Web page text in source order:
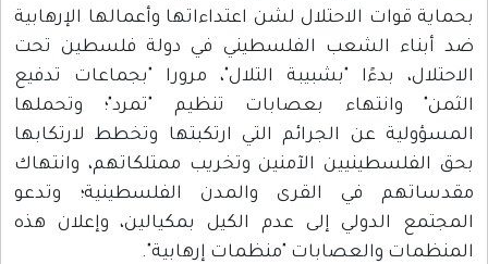
بحماية قوات الاحتلال لشن اعتداءاتها وأعمالها الإرهابية
ضد أبناء الشعب الفلسطيني في دولة فلسطين تحت
الاحتلال، بدءًا "بشبيبة التلال"، مرورا "بجماعات تدفيع
الثمن" وانتهاء بعصابات تنظيم "تمرد"؛ وتحملها
المسؤولية عن الجرائم التي ارتكبتها وتخطط لارتكابها
بحق الفلسطينيين الآمنين وتخريب ممتلكاتهم، وانتهاك
مقدساتهم في القرى والمدن الفلسطينية؛ وتدعو
المجتمع الدولي إلى عدم الكيل بمكيالين، وإعلان هذه
المنظمات والعصابات "منظمات إرهابية".